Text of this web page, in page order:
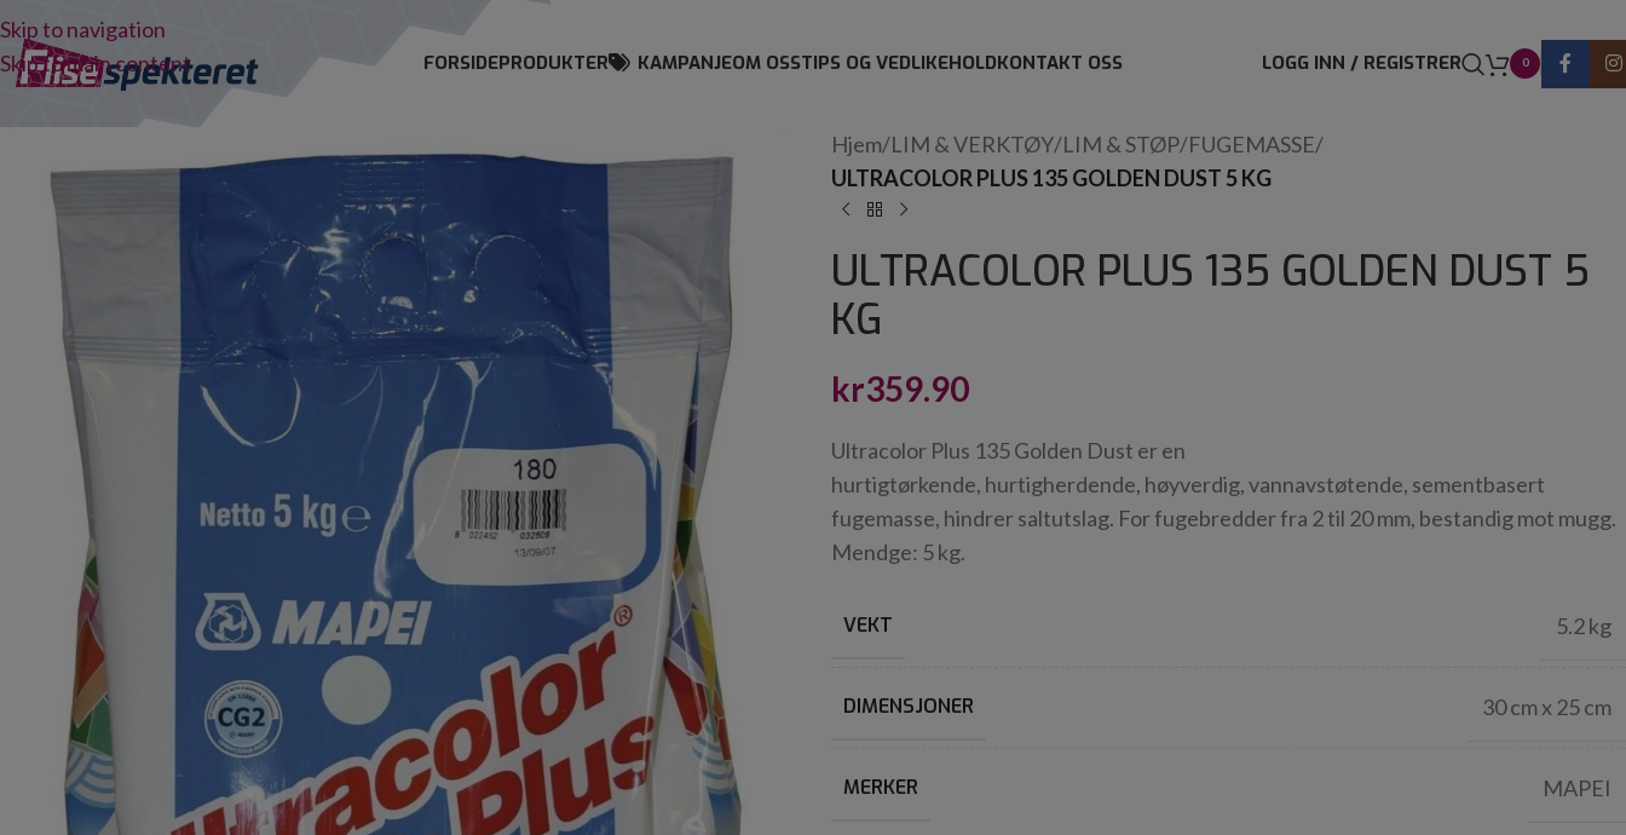
Skip to navigation
Skip to main content
FORSIDEPRODUKTER KAMPANJEOM OSSTIPS OG VEDLIKEHOLDKONTAKT OSS LOGG INN / REGISTRER 0
Hjem/LIM & VERKTØY/LIM & STØP/FUGEMASSE/
ULTRACOLOR PLUS 135 GOLDEN DUST 5 KG
ULTRACOLOR PLUS 135 GOLDEN DUST 5
KG
kr359.90
Ultracolor Plus 135 Golden Dust er en
hurtigtørkende, hurtigherdende, høyverdig, vannavstøtende, sementbasert
fugemasse, hindrer saltutslag. For fugebredder fra 2 til 20 mm, bestandig mot mugg.
Mendge: 5 kg.
VEKT 5.2 kg
DIMENSJONER 30 cm x 25 cm
MERKER MAPEI